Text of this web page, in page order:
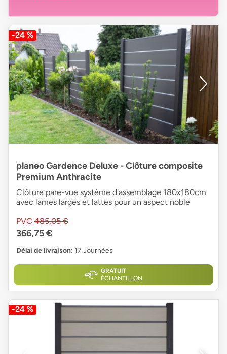
-24 %
planeo Gardence Deluxe - Clôture composite
Premium Anthracite
Clôture pare-vue système d'assemblage 180x180cm
avec lames larges et lattes pour un aspect noble
PVC 485,05 €
366,75 €
Délai de livraison: 17 Journées
GRATUIT
ÉCHANTILLON
-24 %